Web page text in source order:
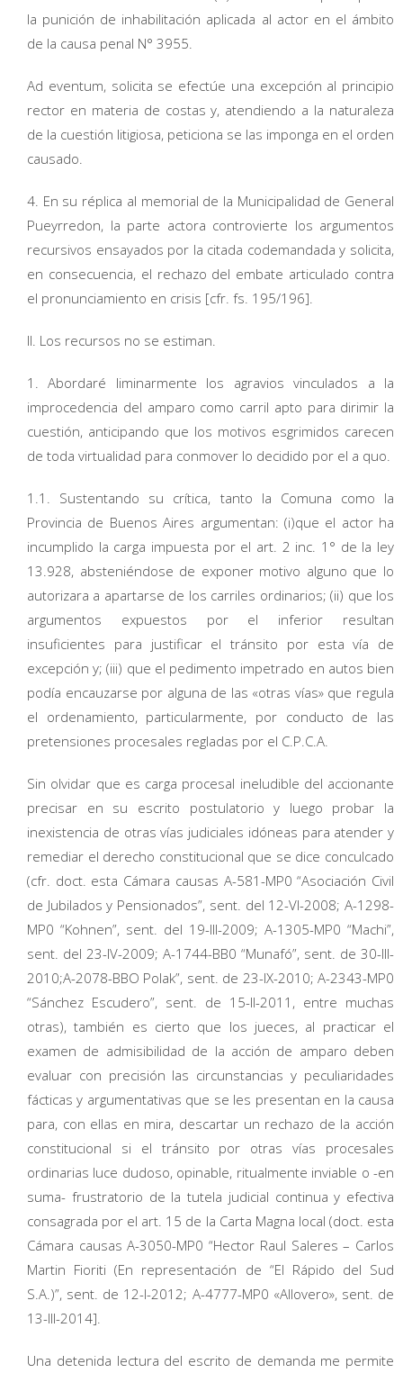
la punición de inhabilitación aplicada al actor en el ámbito
de la causa penal N° 3955.
Ad eventum, solicita se efectúe una excepción al principio
rector en materia de costas y, atendiendo a la naturaleza
de la cuestión litigiosa, peticiona se las imponga en el orden
causado.
4. En su réplica al memorial de la Municipalidad de General
Pueyrredon, la parte actora controvierte los argumentos
recursivos ensayados por la citada codemandada y solicita,
en consecuencia, el rechazo del embate articulado contra
el pronunciamiento en crisis [cfr. fs. 195/196].
II. Los recursos no se estiman.
1. Abordaré liminarmente los agravios vinculados a la
improcedencia del amparo como carril apto para dirimir la
cuestión, anticipando que los motivos esgrimidos carecen
de toda virtualidad para conmover lo decidido por el a quo.
1.1. Sustentando su crítica, tanto la Comuna como la
Provincia de Buenos Aires argumentan: (i)que el actor ha
incumplido la carga impuesta por el art. 2 inc. 1° de la ley
13.928, absteniéndose de exponer motivo alguno que lo
autorizara a apartarse de los carriles ordinarios; (ii) que los
argumentos expuestos por el inferior resultan
insuficientes para justificar el tránsito por esta vía de
excepción y; (iii) que el pedimento impetrado en autos bien
podía encauzarse por alguna de las «otras vías» que regula
el ordenamiento, particularmente, por conducto de las
pretensiones procesales regladas por el C.P.C.A.
Sin olvidar que es carga procesal ineludible del accionante
precisar en su escrito postulatorio y luego probar la
inexistencia de otras vías judiciales idóneas para atender y
remediar el derecho constitucional que se dice conculcado
(cfr. doct. esta Cámara causas A-581-MP0 “Asociación Civil
de Jubilados y Pensionados”, sent. del 12-VI-2008; A-1298-
MP0 “Kohnen”, sent. del 19-III-2009; A-1305-MP0 “Machi”,
sent. del 23-IV-2009; A-1744-BB0 “Munafó”, sent. de 30-III-
2010;A-2078-BBO Polak”, sent. de 23-IX-2010; A-2343-MP0
“Sánchez Escudero”, sent. de 15-II-2011, entre muchas
otras), también es cierto que los jueces, al practicar el
examen de admisibilidad de la acción de amparo deben
evaluar con precisión las circunstancias y peculiaridades
fácticas y argumentativas que se les presentan en la causa
para, con ellas en mira, descartar un rechazo de la acción
constitucional si el tránsito por otras vías procesales
ordinarias luce dudoso, opinable, ritualmente inviable o -en
suma- frustratorio de la tutela judicial continua y efectiva
consagrada por el art. 15 de la Carta Magna local (doct. esta
Cámara causas A-3050-MP0 “Hector Raul Saleres – Carlos
Martin Fioriti (En representación de “El Rápido del Sud
S.A.)”, sent. de 12-I-2012; A-4777-MP0 «Allovero», sent. de
13-III-2014].
Una detenida lectura del escrito de demanda me permite